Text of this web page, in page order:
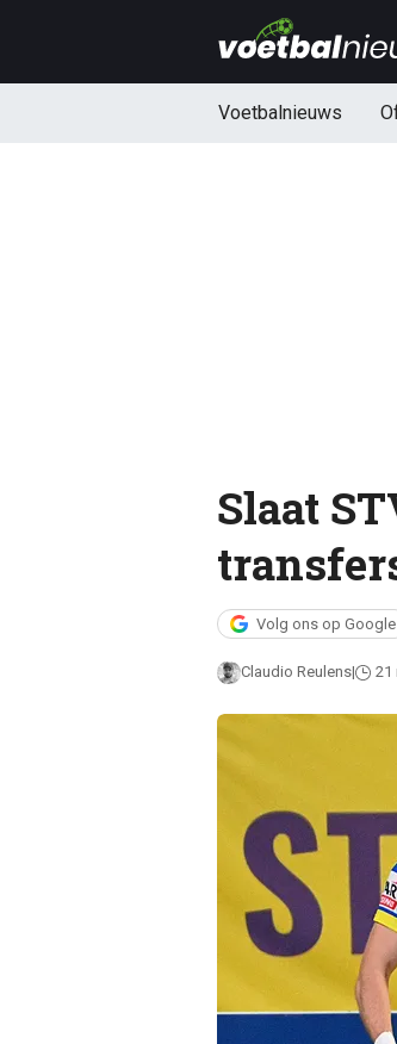
Voetbalnieuws
Slaat
Volg ons op Google
Claudio Reulens 21